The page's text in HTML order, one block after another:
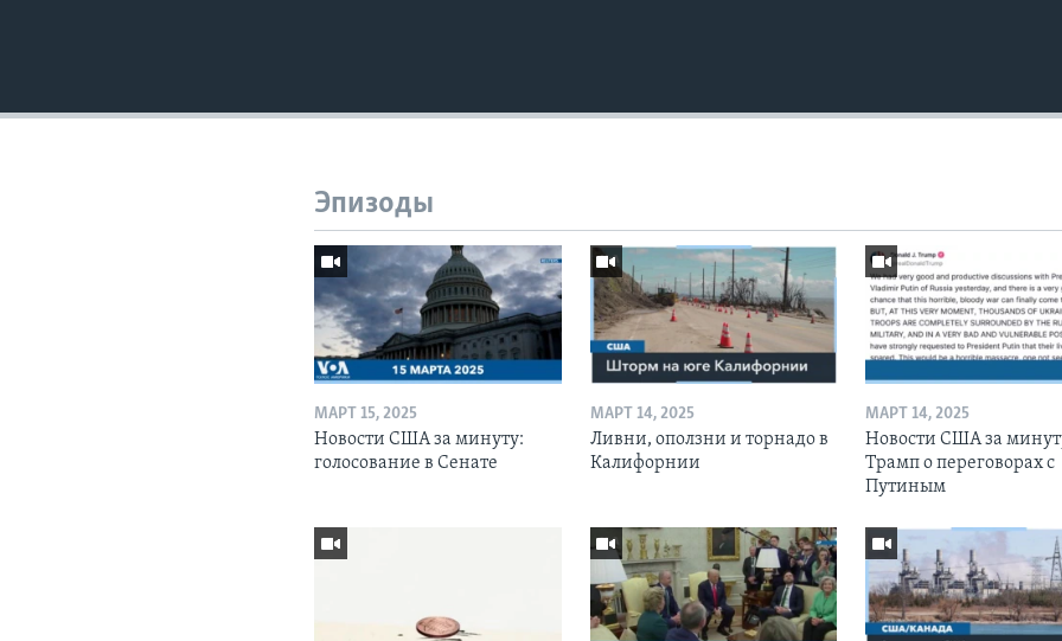
Эпизоды
МАРТ 15, 2025
Новости США за минуту:
голосование в Сенате
МАРТ 14, 2025
Ливни, оползни и торнадо в
Калифорнии
МАРТ 14, 2025
Новости США за
Трамп о переговорах с
Путиным